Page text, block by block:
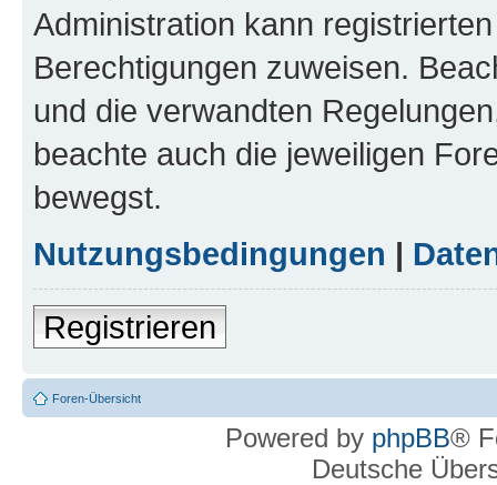
Administration kann
Berechtigungen zuweisen.
und die verwandten
beachte auch die jeweiligen
bewegst.
Nutzungsbedingungen |
Registrieren
Foren-Übersicht
Powered by phpBB®
Deutsche